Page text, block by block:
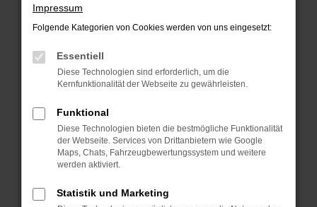
Kuga herum und möchtest bald mit
diesem Modell in Ulm unterwegs sein?
wir bieten dieses erstklassige Fahrzeug
zu einem sensationellen Preis. Bei
die Spezialisten für den Ford Kuga und
eine Reihe anderer Modelle geraten. Für
uns spricht, dass wir ausschließlich
Fahrzeuge aus erster Hand anbieten
und du durchweg scheckheftgepflegte
Impressum
Folgende Kategorien von Cookies werden von uns eingesetzt:
Essentiell
Diese Technologien sind erforderlich, um die
Kernfunktionalität der Webseite zu gewährleisten.
Funktional
Diese Technologien bieten die bestmögliche Funktionalität
der Webseite. Services von Drittanbietern wie Google
Maps, Chats, Fahrzeugbewertungssystem und weitere
werden aktiviert.
Statistik und Marketing